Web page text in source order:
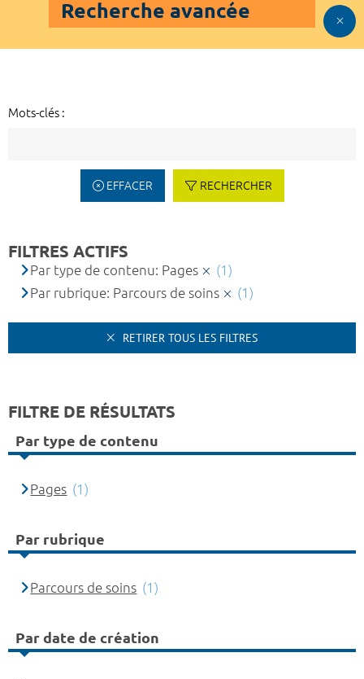
Recherche avancée
Mots-clés :
EFFACER RECHERCHER
FILTRES ACTIFS
Par type de contenu: Pages
(1)
Par rubrique: Parcours de soins
(1)
RETIRER TOUS LES FILTRES
FILTRE DE RÉSULTATS
Par type de contenu
Pages (1)
Par rubrique
Parcours de soins (1)
Par date de création